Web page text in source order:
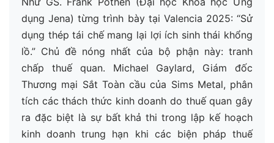
dụng Jena) từng trình bày tại Valencia 2025: “Sử
dụng thép tái chế mang lại lợi ích sinh thái khổng
lồ.” Chủ đề nóng nhất của bộ phận này: tranh
chấp thuế quan. Michael Gaylard, Giám đốc
Thương mại Sắt Toàn cầu của Sims Metal, phân
tích các thách thức kinh doanh do thuế quan gây
ra đặc biệt là sự bất khả thi trong lập kế hoạch
kinh doanh trung hạn khi các biện pháp thuế